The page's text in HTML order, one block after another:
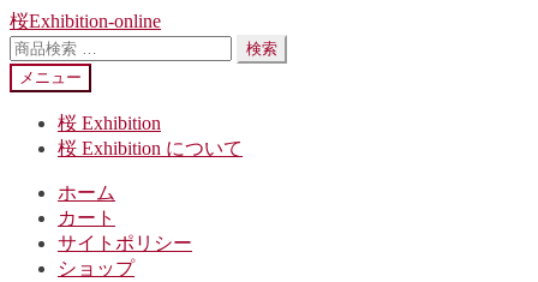
ナ
ビ
ゲ
ー
コ
ン
テ
ン
桜Exhibition-online
検
索
対
検索
メニュー
桜 Exhibition
桜 Exhibition について
ホーム
カート
サイトポリシー
ショップ